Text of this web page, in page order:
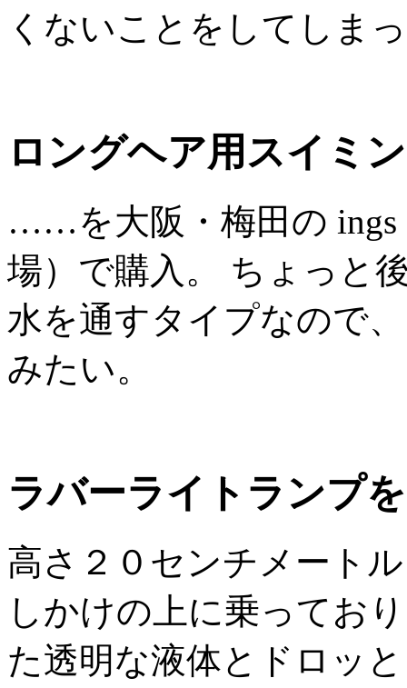
くないことをしてしま
ロングヘア用スイミ
……を大阪・梅田の ings
場）で購入。 ちょっと
水を通すタイプなので
みたい。
ラバーライトランプ
高さ２０センチメート
しかけの上に乗ってお
た透明な液体とドロッ